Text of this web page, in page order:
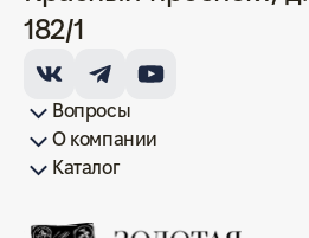
Вопросы
Как купить/продать
Условия оплаты
Условия доставки
Гарантия на товар
Возврат монет
Карта сайта
О компании
Франшиза
История
Вопрос-ответ
Отзывы
Лицензии и документы
Контакты офисов
Новости
БлогКаталог
182/1